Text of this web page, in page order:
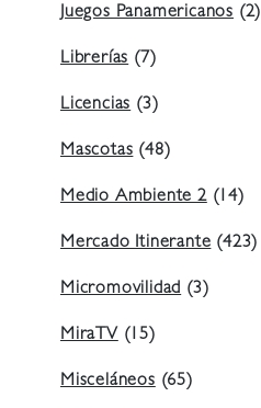
Juegos Panamericanos (2)
Librerías (7)
Licencias (3)
Mascotas (48)
Medio Ambiente 2(14)
Mercado Itinerante (423)
Micromovilidad (3)
MiraTV (15)
Misceláneos (65)